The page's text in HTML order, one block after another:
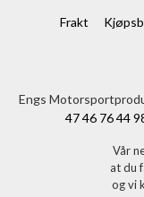
Frakt
Engs
47 46 76 44
Vår
at du
og vi